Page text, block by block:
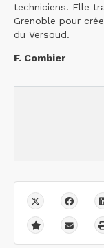
techniciens. Elle
Grenoble pour
du Versoud.
F. Combier